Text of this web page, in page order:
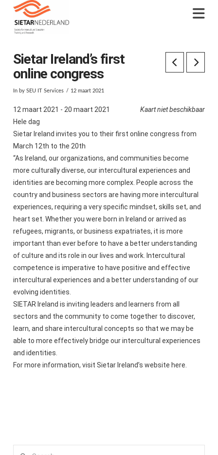
Sietar Ireland’s first
online congress
In by SEU IT Services 12 maart 2021
Kaart niet beschikbaar
12 maart 2021 - 20 maart 2021
Hele dag
Sietar Ireland invites you to their first online congress from
March 12th to the 20th
“As Ireland, our organizations, and communities become
more culturally diverse, our intercultural experiences and
identities are becoming more complex. People across the
country and business sectors are having more intercultural
experiences, requiring a very specific mindset, skills set, and
heart set. Whether you were born in Ireland or arrived as
refugees, migrants, or business expatriates, it is more
important than ever before to have a better understanding
of culture and its role in our lives and work. Intercultural
competence is imperative to have positive and effective
intercultural experiences and a better understanding of our
evolving identities.
SIETAR Ireland is inviting leaders and learners from all
sectors and the community to come together to discover,
learn, and share intercultural concepts so that we may be
able to more effectively bridge our intercultural experiences
and identities.
For more information, visit Sietar Ireland’s website here.